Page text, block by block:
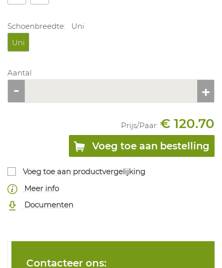
Schoenbreedte:
Uni
Uni
Aantal
Prijs/Paar: € 120.70
Voeg toe aan bestelling
Voeg toe aan productvergelijking
Meer info
Documenten
Contacteer ons: